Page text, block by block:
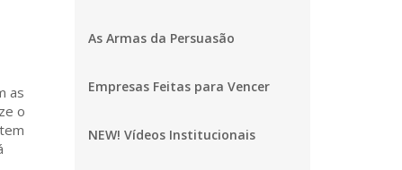
as
o
As Armas da Persuasão
Empresas Feitas para Vencer
NEW! Vídeos Institucionais